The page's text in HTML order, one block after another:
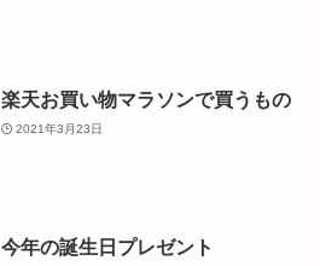
楽天お買い物マラソンで買うもの
2021年3月23日
今年の誕生日プレゼント